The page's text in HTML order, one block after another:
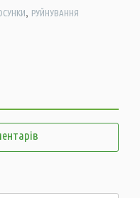
, РУЙНУВАННЯ